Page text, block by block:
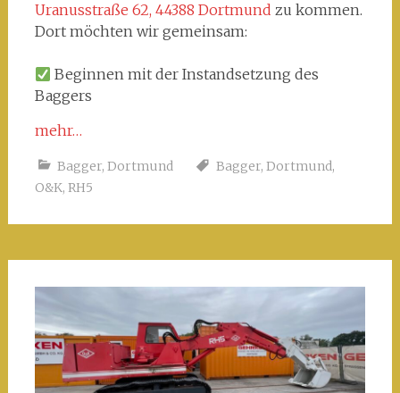
Uranusstraße 62, 44388 Dortmund zu kommen.
Dort möchten wir gemeinsam:
Beginnen mit der Instandsetzung des
Baggers
mehr…
Bagger, Dortmund Bagger, Dortmund,
O&K, RH5